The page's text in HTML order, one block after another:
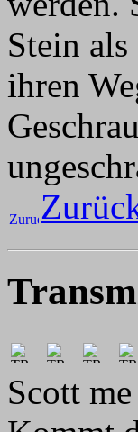
Stein als
ihren
Scott